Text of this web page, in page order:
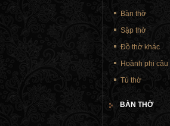
Bàn thờ
Sập thờ
Đồ thờ khác
Hoành phi câu
Tủ thờ
BÀN THỜ